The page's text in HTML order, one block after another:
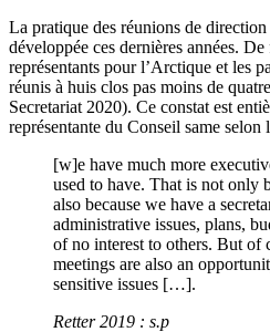
La pratique des réunions de direction
développée ces dernières années.
représentants pour l’Arctique et les
réunis à huis clos pas moins de
Secretariat 2020). Ce constat est
représentante du Conseil same selon
[w]e have much more
used to have. That is not only
also because we have a
administrative issues, plans,
of no interest to others. But of
meetings are also an
sensitive issues […].
Retter 2019 : s.p